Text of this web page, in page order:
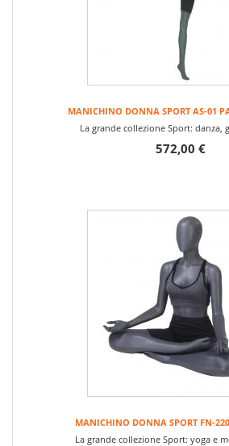
MANICHINO DONNA SPORT AS-01
La grande collezione Sport: danza,
572,00 €
MANICHINO DONNA SPORT FN-
La grande collezione Sport: yoga e